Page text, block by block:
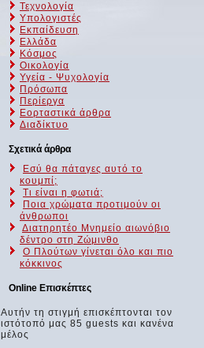
Τεχνολογία
Υπολογιστές
Εκπαίδευση
Ελλάδα
Κόσμος
Οικολογία
Υγεία - Ψυχολογία
Πρόσωπα
Περίεργα
Εορταστικά άρθρα
Διαδίκτυο
Σχετικά άρθρα
Εσύ θα πάταγες αυτό το
κουμπί;
Τι είναι η φωτιά;
Ποια χρώματα προτιμούν οι
άνθρωποι
Διατηρητέο Μνημείο αιωνόβιο
δέντρο στη Ζώμινθο
Ο Πλούτων γίνεται όλο και πιο
κόκκινος
Online Επισκέπτες
Αυτήν τη στιγμή επισκέπτονται τον
ιστότοπό μας 85 guests και κανένα
μέλος